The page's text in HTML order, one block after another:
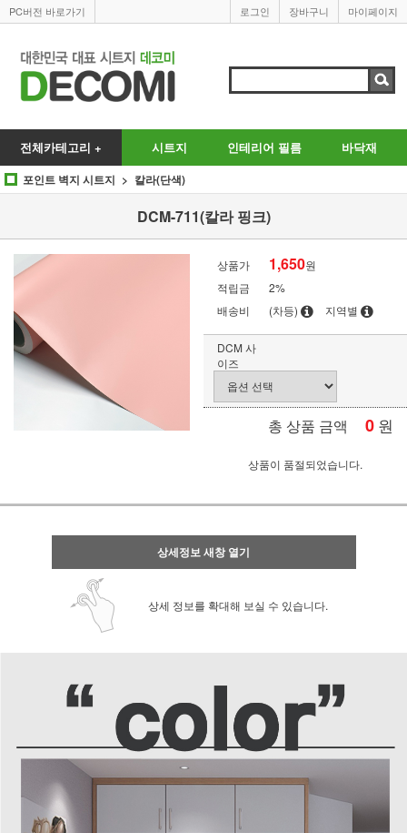
PC버전 바로가기 마이페이지
장바구니
로그인
전체카테고리 + 시트지 인테리어 필름 바닥재
포인트 벽지 시트지 칼라(단색)
DCM-711(칼라 핑크)
상품가 1,650원
적립금
2%
배송비
(차등) 지역별
DCM 사
이즈
총 상품 금액 0 원
상품이 품절되었습니다.
상세정보 새창 열기
상세 정보를 확대해 보실 수 있습니다.